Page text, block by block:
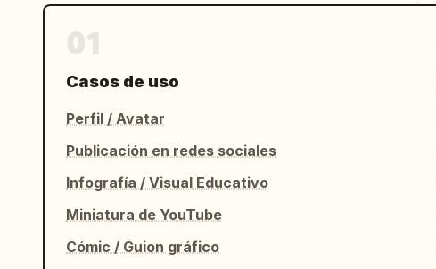
Casos de uso
Perfil / Avatar
Publicación en redes sociales
Infografía / Visual Educativo
Miniatura de YouTube
Cómic / Guion gráfico